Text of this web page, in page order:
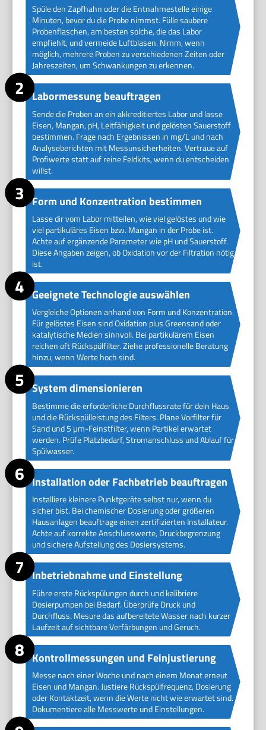
Spüle den Zapfhahn oder die Entnahmestelle einige
Minuten, bevor du die Probe nimmst. Fülle saubere
Probenflaschen, am besten solche, die das Labor
empfiehlt, und vermeide Luftblasen. Nimm, wenn
möglich, mehrere Proben zu verschiedenen Zeiten oder
Jahreszeiten, um Schwankungen zu erkennen.
Labormessung beauftragen
Sende die Proben an ein akkreditiertes Labor und lasse
Eisen, Mangan, pH, Leitfähigkeit und gelösten Sauerstoff
bestimmen. Frage nach Ergebnissen in mg/L und nach
Analyseberichten mit Messunsicherheiten. Vertraue auf
Profiwerte statt auf reine Feldkits, wenn du entscheiden
willst.
Form und Konzentration bestimmen
Lasse dir vom Labor mitteilen, wie viel gelöstes und wie
viel partikuläres Eisen bzw. Mangan in der Probe ist.
Achte auf ergänzende Parameter wie pH und Sauerstoff.
Diese Angaben zeigen, ob Oxidation vor der Filtration nötig
ist.
Geeignete Technologie auswählen
Vergleiche Optionen anhand von Form und Konzentration.
Für gelöstes Eisen sind Oxidation plus Greensand oder
katalytische Medien sinnvoll. Bei partikulärem Eisen
reichen oft Rückspülfilter. Ziehe professionelle Beratung
hinzu, wenn Werte hoch sind.
System dimensionieren
Bestimme die erforderliche Durchflussrate für dein Haus
und die Rückspülleistung des Filters. Plane Vorfilter für
Sand und 5 µm-Feinstfilter, wenn Partikel erwartet
werden. Prüfe Platzbedarf, Stromanschluss und Ablauf für
Spülwasser.
Installation oder Fachbetrieb beauftragen
Installiere kleinere Punktgeräte selbst nur, wenn du
sicher bist. Bei chemischer Dosierung oder größeren
Hausanlagen beauftrage einen zertifizierten Installateur.
Achte auf korrekte Anschlusswerte, Druckbegrenzung
und sichere Aufstellung des Dosiersystems.
Inbetriebnahme und Einstellung
Führe erste Rückspülungen durch und kalibriere
Dosierpumpen bei Bedarf. Überprüfe Druck und
Durchfluss. Mesure das aufbereitete Wasser nach kurzer
Laufzeit auf sichtbare Verfärbungen und Geruch.
Kontrollmessungen und Feinjustierung
Messe nach einer Woche und nach einem Monat erneut
Eisen und Mangan. Justiere Rückspülfrequenz, Dosierung
oder Kontaktzeit, wenn die Werte nicht wie erwartet sind.
Dokumentiere alle Messwerte und Einstellungen.